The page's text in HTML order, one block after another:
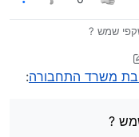
שמש ?
משרד התחבורה:
?